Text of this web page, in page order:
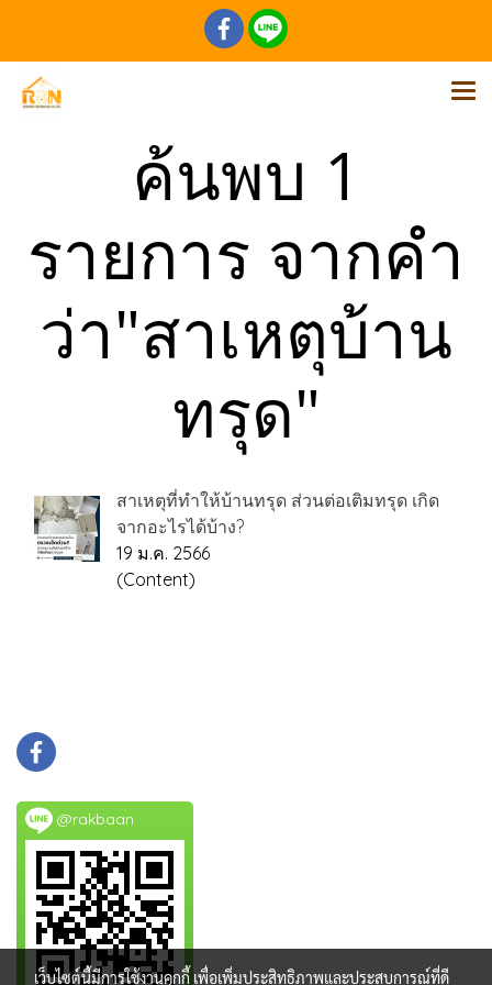
ค้นพบ 1
รายการ จากคำ
ว่า"สาเหตุบ้าน
ทรุด"
สาเหตุที่ทำให้บ้านทรุด ส่วนต่อเติมทรุด เกิด
จากอะไรได้บ้าง?
19 ม.ค. 2566
(Content)
@rakbaan
เว็บไซต์นี้มีการใช้งานคุกกี้ เพื่อเพิ่มประสิทธิภาพและประสบการณ์ที่ดี